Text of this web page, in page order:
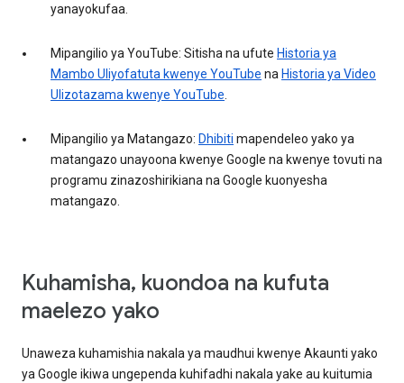
yanayokufaa.
Mipangilio ya YouTube: Sitisha na ufute Historia ya
Mambo Uliyofatuta kwenye YouTube na Historia ya Video
Ulizotazama kwenye YouTube
Mipangilio ya Matangazo: Dhibiti mapendeleo yako ya
matangazo unayoona kwenye Google na kwenye tovuti na
programu zinazoshirikiana na Google kuonyesha
matangazo.
Kuhamisha, kuondoa na kufuta
maelezo yako
Unaweza kuhamishia nakala ya maudhui kwenye Akaunti yako
ya Google ikiwa ungependa kuhifadhi nakala yake au kuitumia